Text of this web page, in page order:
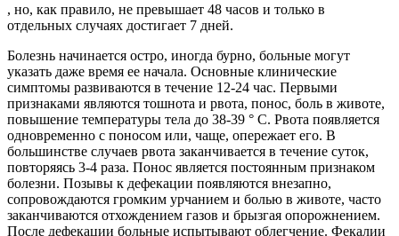
, но, как правило, не превышает 48 часов и только в
отдельных случаях достигает 7 дней.
Болезнь начинается остро, иногда бурно, больные могут
указать даже время ее начала. Основные клинические
симптомы развиваются в течение 12-24 час. Первыми
признаками являются тошнота и рвота, понос, боль в животе,
повышение температуры тела до 38-39 ° С. Рвота появляется
одновременно с поносом или, чаще, опережает его. В
большинстве случаев рвота заканчивается в течение суток,
повторяясь 3-4 раза. Понос является постоянным признаком
болезни. Позывы к дефекации появляются внезапно,
сопровождаются громким урчанием и болью в животе, часто
заканчиваются отхождением газов и брызгая опорожнением.
После дефекации больные испытывают облегчение. Фекалии